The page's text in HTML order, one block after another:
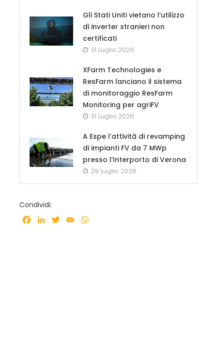
Gli Stati Uniti vietano l’utilizzo
di inverter stranieri non
certificati
31 Luglio 2026
XFarm Technologies e
ResFarm lanciano il sistema
di monitoraggio ResFarm
Monitoring per agriFV
31 Luglio 2026
A Espe l’attività di revamping
di impianti FV da 7 MWp
presso l’Interporto di Verona
29 Luglio 2026
Condividi:
Facebook
LinkedInTwitter
Email